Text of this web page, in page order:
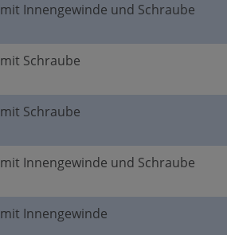
mit Innengewinde und Schraube
mit Schraube
mit Schraube
mit Innengewinde und Schraube
mit Innengewinde